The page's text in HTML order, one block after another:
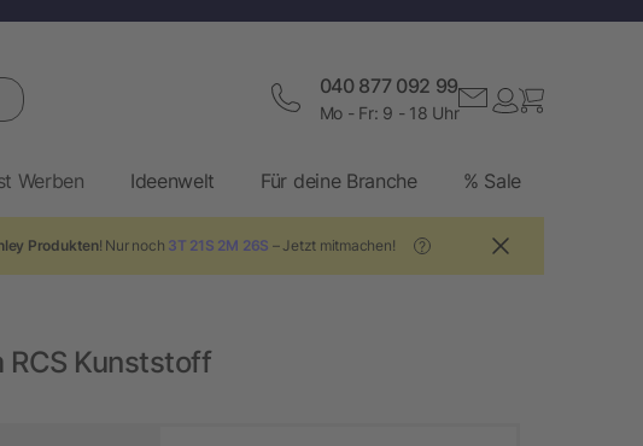
040 877 092 99
Mo - Fr: 9 - 18 Uhr
Werben Ideenwelt Für deine Branche % Sale
Produkten! Nur noch 3T 21S 2M 25S – Jetzt mitmachen! ?
Kunststoff